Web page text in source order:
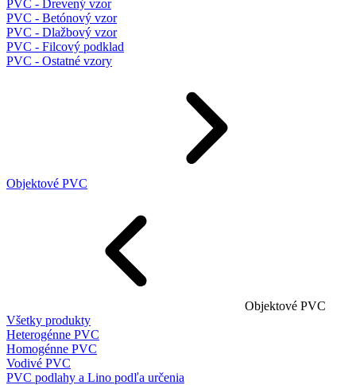
PVC - Drevený vzor
PVC - Betónový vzor
PVC - Dlažbový vzor
PVC - Filcový podklad
PVC - Ostatné vzory
Objektové PVC
Objektové PVC
Všetky produkty
Heterogénne PVC
Homogénne PVC
Vodivé PVC
PVC podlahy a Lino podľa určenia